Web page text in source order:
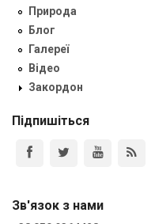
Природа
Блог
Галереї
Відео
Закордон
Підпишіться
Зв'язок з нами